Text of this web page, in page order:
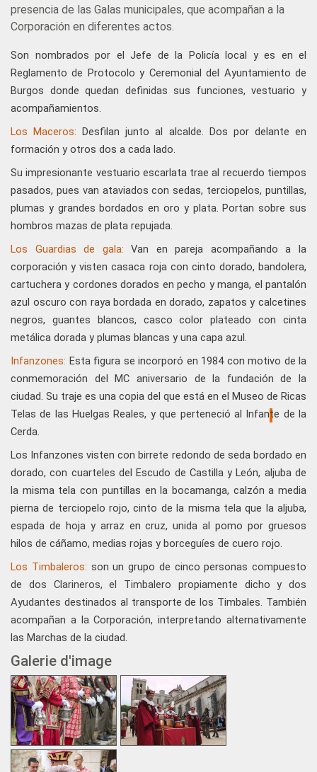
presencia de las Galas municipales, que acompañan a la
Corporación en diferentes actos.
Son nombrados por el Jefe de la Policía local y es en el
Reglamento de Protocolo y Ceremonial del Ayuntamiento de
Burgos donde quedan definidas sus funciones, vestuario y
acompañamientos.
Los Maceros:Desfilan junto al alcalde. Dos por delante en
formación y otros dos a cada lado.
Su impresionante vestuario escarlata trae al recuerdo tiempos
pasados, pues van ataviados con sedas, terciopelos, puntillas,
plumas y grandes bordados en oro y plata. Portan sobre sus
hombros mazas de plata repujada.
Los Guardias de gala:Van en pareja acompañando a la
corporación y visten casaca roja con cinto dorado, bandolera,
cartuchera y cordones dorados en pecho y manga, el pantalón
azul oscuro con raya bordada en dorado, zapatos y calcetines
negros, guantes blancos, casco color plateado con cinta
metálica dorada y plumas blancas y una capa azul.
Infanzones: Esta figura se incorporó en 1984 con motivo de la
conmemoración del MC aniversario de la fundación de la
ciudad. Su traje es una copia del que está en el Museo de Ricas
Telas de las Huelgas Reales, y que perteneció al Infante de la
Cerda.
Los Infanzones visten con birrete redondo de seda bordado en
dorado, con cuarteles del Escudo de Castilla y León, aljuba de
la misma tela con puntillas en la bocamanga, calzón a media
pierna de terciopelo rojo, cinto de la misma tela que la aljuba,
espada de hoja y arraz en cruz, unida al pomo por gruesos
hilos de cáñamo, medias rojas y borceguíes de cuero rojo.
Los Timbaleros: son un grupo de cinco personas compuesto
de dos Clarineros,el Timbalero propiamente dicho y dos
Ayudantes destinados al transporte de los Timbales. También
acompañan a la Corporación, interpretando alternativamente
las Marchas de la ciudad.
Galerie d'image